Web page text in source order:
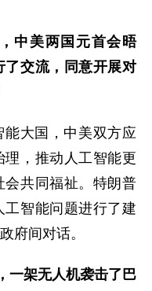
中美两国元首会晤
了交流，同意开展对
大国，中美双方应
，推动人工智能更
共同福祉。特朗普
智能问题进行了建
府间对话。
一架无人机袭击了巴